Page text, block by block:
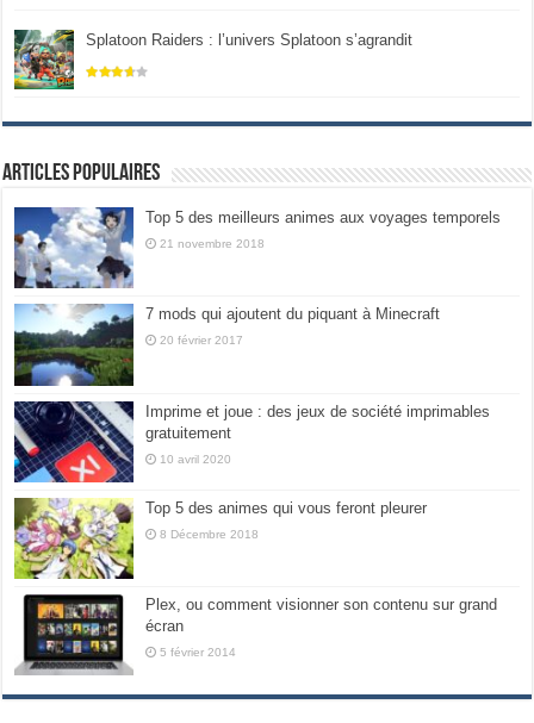
Splatoon Raiders : l’univers Splatoon s’agrandit
Articles populaires
Top 5 des meilleurs animes aux voyages temporels
21 novembre 2018
7 mods qui ajoutent du piquant à Minecraft
20 février 2017
Imprime et joue : des jeux de société imprimables
gratuitement
10 avril 2020
Top 5 des animes qui vous feront pleurer
8 Décembre 2018
Plex, ou comment visionner son contenu sur grand
écran
5 février 2014